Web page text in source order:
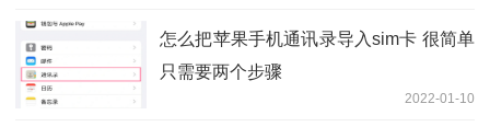
怎么把苹果手机通讯录导入sim卡 很简单
只需要两个步骤
2022-01-10